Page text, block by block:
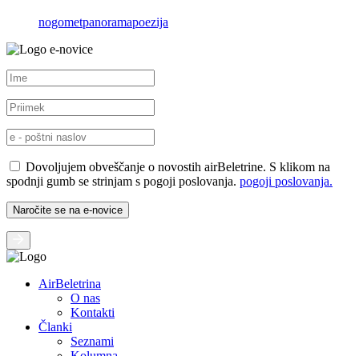
nogometpanoramapoezija
e-novice
Dovoljujem obveščanje o novostih airBeletrine. S klikom na
spodnji gumb se strinjam s pogoji poslovanja. pogoji poslovanja.
AirBeletrina
O nas
Kontakti
Članki
Seznami